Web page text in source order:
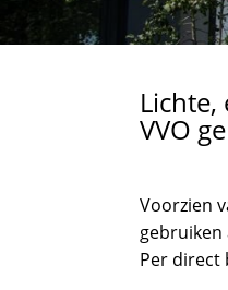
VVO
Voorzien
Per direct